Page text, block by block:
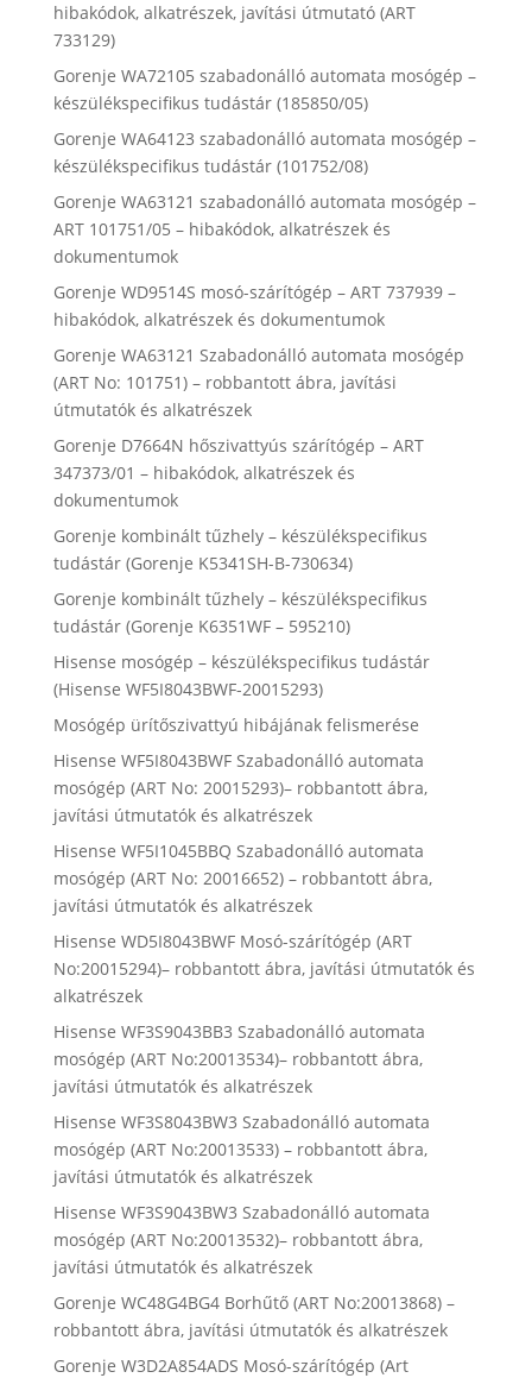
hibakódok, alkatrészek, javítási útmutató (ART
733129)
Gorenje WA72105 szabadonálló automata mosógép –
készülékspecifikus tudástár (185850/05)
Gorenje WA64123 szabadonálló automata mosógép –
készülékspecifikus tudástár (101752/08)
Gorenje WA63121 szabadonálló automata mosógép –
ART 101751/05 – hibakódok, alkatrészek és
dokumentumok
Gorenje WD9514S mosó-szárítógép – ART 737939 –
hibakódok, alkatrészek és dokumentumok
Gorenje WA63121 Szabadonálló automata mosógép
(ART No: 101751) – robbantott ábra, javítási
útmutatók és alkatrészek
Gorenje D7664N hőszivattyús szárítógép – ART
347373/01 – hibakódok, alkatrészek és
dokumentumok
Gorenje kombinált tűzhely – készülékspecifikus
tudástár (Gorenje K5341SH-B-730634)
Gorenje kombinált tűzhely – készülékspecifikus
tudástár (Gorenje K6351WF – 595210)
Hisense mosógép – készülékspecifikus tudástár
(Hisense WF5I8043BWF-20015293)
Mosógép ürítőszivattyú hibájának felismerése
Hisense WF5I8043BWF Szabadonálló automata
mosógép (ART No: 20015293)– robbantott ábra,
javítási útmutatók és alkatrészek
Hisense WF5I1045BBQ Szabadonálló automata
mosógép (ART No: 20016652) – robbantott ábra,
javítási útmutatók és alkatrészek
Hisense WD5I8043BWF Mosó-szárítógép (ART
No:20015294)– robbantott ábra, javítási útmutatók és
alkatrészek
Hisense WF3S9043BB3 Szabadonálló automata
mosógép (ART No:20013534)– robbantott ábra,
javítási útmutatók és alkatrészek
Hisense WF3S8043BW3 Szabadonálló automata
mosógép (ART No:20013533) – robbantott ábra,
javítási útmutatók és alkatrészek
Hisense WF3S9043BW3 Szabadonálló automata
mosógép (ART No:20013532)– robbantott ábra,
javítási útmutatók és alkatrészek
Gorenje WC48G4BG4 Borhűtő (ART No:20013868) –
robbantott ábra, javítási útmutatók és alkatrészek
Gorenje W3D2A854ADS Mosó-szárítógép (Art